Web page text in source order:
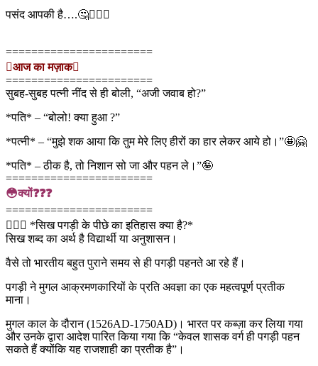
पसंद आपकी है….🤔💁🏻‍♂️
=======================
आज का मज़ाक
=======================
सुबह-सुबह पत्नी नींद से ही बोली, “अजी जवाब हो?”
*पति* – “बोलो! क्या हुआ ?”
*पत्नी* – “मुझे शक आया कि तुम मेरे लिए हीरों का हार लेकर आये हो।”🤩🤗
*पति* – ठीक है, तो निशान सो जा और पहन ले।”🤪
=======================
😳क्यों❓❓❓
=======================
👳🏻‍♂️ *सिख पगड़ी के पीछे का इतिहास क्या है?*
सिख शब्द का अर्थ है विद्यार्थी या अनुशासन।
वैसे तो भारतीय बहुत पुराने समय से ही पगड़ी पहनते आ रहे हैं।
पगड़ी ने मुगल आक्रमणकारियों के प्रति अवज्ञा का एक महत्वपूर्ण प्रतीक
माना।
मुगल काल के दौरान (1526AD-1750AD)। भारत पर कब्ज़ा कर लिया गया
और उनके द्वारा आदेश पारित किया गया कि “केवल शासक वर्ग ही पगड़ी पहन
सकते हैं क्योंकि यह राजशाही का प्रतीक है”।